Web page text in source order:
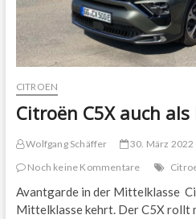
CITROEN
Citroën C5X auch
Wolfgang Schäffer
30. März 2022
Noch keine Kommentare
Avantgarde in der Mittelklasse
Mittelklasse kehrt. Der C5X rollt